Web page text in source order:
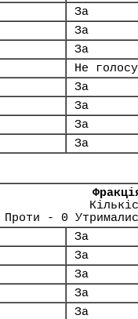
За
За
За
Не
За
За
За
За
- 0
За
За
За
За
За